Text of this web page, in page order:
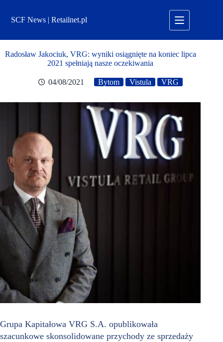
treściSCF News | Retailnet.pl
Radosław Jakociuk, VRG: wyniki osiągnięte na koniec lipca
2021 spełniają nasze oczekiwania
04/08/2021 Bytom Vistula VRG
Grupa Kapitałowa VRG S.A. opublikowała
szacunkowe skonsolidowane przychody ze sprzedaży